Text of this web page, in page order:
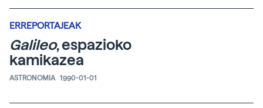
ERREPORTAJEAK
Galileo, espazioko
kamikazea
ASTRONOMIA 1990-01-01